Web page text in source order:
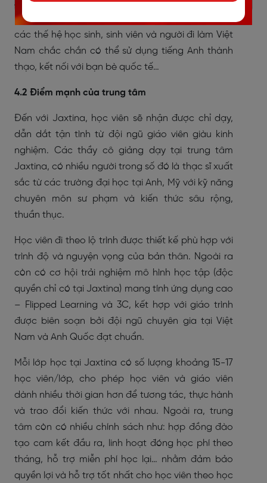
Anh của Việt Nam. Với chương trình học toàn diện
nâng cao cả 4 kỹ năng Nghe - Nói - Đọc - Viết,
các thế hệ học sinh, sinh viên và người đi làm Việt
Nam chắc chắn có thể sử dụng tiếng Anh thành
thạo, kết nối với bạn bè quốc tế…
4.2 Điểm mạnh của trung tâm
Đến với Jaxtina, học viên sẽ nhận được chỉ dạy,
dẫn dắt tận tình từ đội ngũ giáo viên giàu kinh
nghiệm. Các thầy cô giảng dạy tại trung tâm
Jaxtina, có nhiều người trong số đó là thạc sĩ xuất
sắc từ các trường đại học tại Anh, Mỹ với kỹ năng
chuyên môn sư phạm và kiến thức sâu rộng,
thuần thục.
Học viên đi theo lộ trình được thiết kế phù hợp với
trình độ và nguyện vọng của bản thân. Ngoài ra
còn có cơ hội trải nghiệm mô hình học tập (độc
quyền chỉ có tại Jaxtina) mang tính ứng dụng cao
– Flipped Learning và 3C, kết hợp với giáo trình
được biên soạn bởi đội ngũ chuyên gia tại Việt
Nam và Anh Quốc đạt chuẩn.
Mỗi lớp học tại Jaxtina có số lượng khoảng 15-17
học viên/lớp, cho phép học viên và giáo viên
dành nhiều thời gian hơn để tương tác, thực hành
và trao đổi kiến thức với nhau. Ngoài ra, trung
tâm còn có nhiều chính sách như: hợp đồng đào
tạo cam kết đầu ra, linh hoạt đóng học phí theo
tháng, hỗ trợ miễn phí học lại… nhằm đảm bảo
quyền lợi và hỗ trợ tốt nhất cho học viên theo học